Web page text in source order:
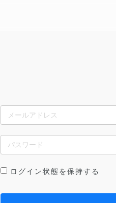
ログイン状態を保持する